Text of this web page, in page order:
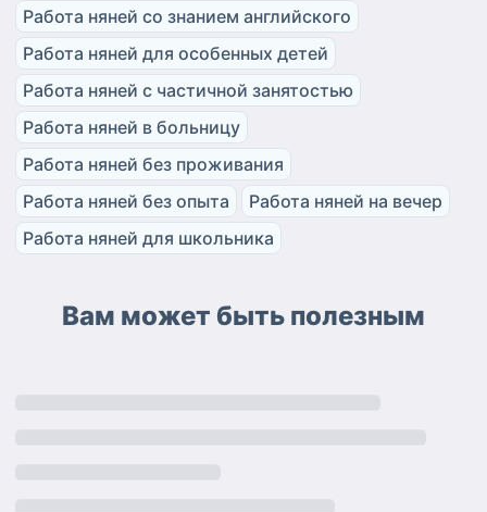
Работа няней со знанием английского
Работа няней для особенных детей
Работа няней с частичной занятостью
Работа няней в больницу
Работа няней без проживания
Работа няней без опыта
Работа няней на вечер
Работа няней для школьника
Вам может быть полезным